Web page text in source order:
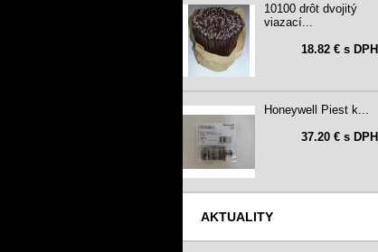
10100 drôt dvojitý
viazací...
18.82 € s DPH
Honeywell Piest k...
37.20 € s DPH
AKTUALITY